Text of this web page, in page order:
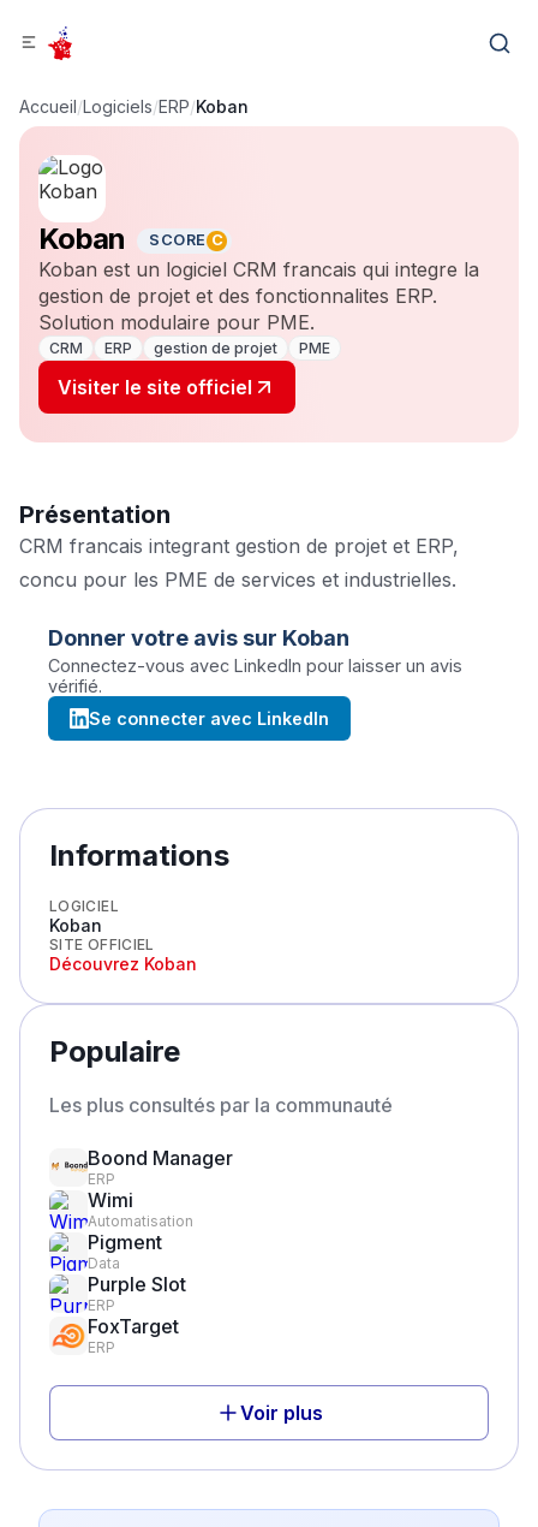
Accueil/Logiciels/ERP/Koban
Koban SCORE C
Koban est un logiciel CRM francais qui integre la
gestion de projet et des fonctionnalites ERP.
Solution modulaire pour PME.
CRM ERP gestion de projet PME
Visiter le site officiel
Présentation
CRM francais integrant gestion de projet et ERP,
concu pour les PME de services et industrielles.
Donner votre avis sur Koban
Connectez-vous avec LinkedIn pour laisser un avis
vérifié.
Se connecter avec LinkedIn
Informations
LOGICIEL
Koban
SITE OFFICIEL
Découvrez Koban
Populaire
Les plus consultés par la communauté
Boond Manager
ERP
Wimi
Automatisation
Pigment
Data
Purple Slot
ERP
FoxTarget
ERP
Voir plus